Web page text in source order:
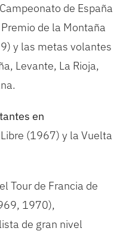
de España
de la Montaña
y las metas volantes
Levante, La Rioja,
en
(1967) y la Vuelta
Tour de Francia de
1970),
de gran nivel